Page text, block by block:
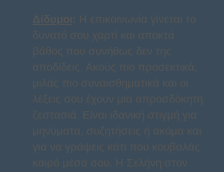
Δίδυμοι: Η επικοινωνία γίνεται το
δυνατό σου χαρτί και αποκτά
βάθος που συνήθως δεν της
αποδίδεις. Ακούς πιο προσεκτικά,
μιλάς πιο συναισθηματικά και οι
λέξεις σου έχουν μια απροσδόκητη
ζεστασιά. Είναι ιδανική στιγμή για
μηνύματα, συζητήσεις ή ακόμα και
για να γράψεις κάτι που κουβαλάς
καιρό μέσα σου. Η Σελήνη στον